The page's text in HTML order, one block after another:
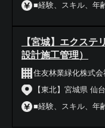
■経験、スキル、年
【宮城】エクステ
設計施工管理）
住友林業緑化株式会
【東北】宮城県 仙
■経験、スキル、年